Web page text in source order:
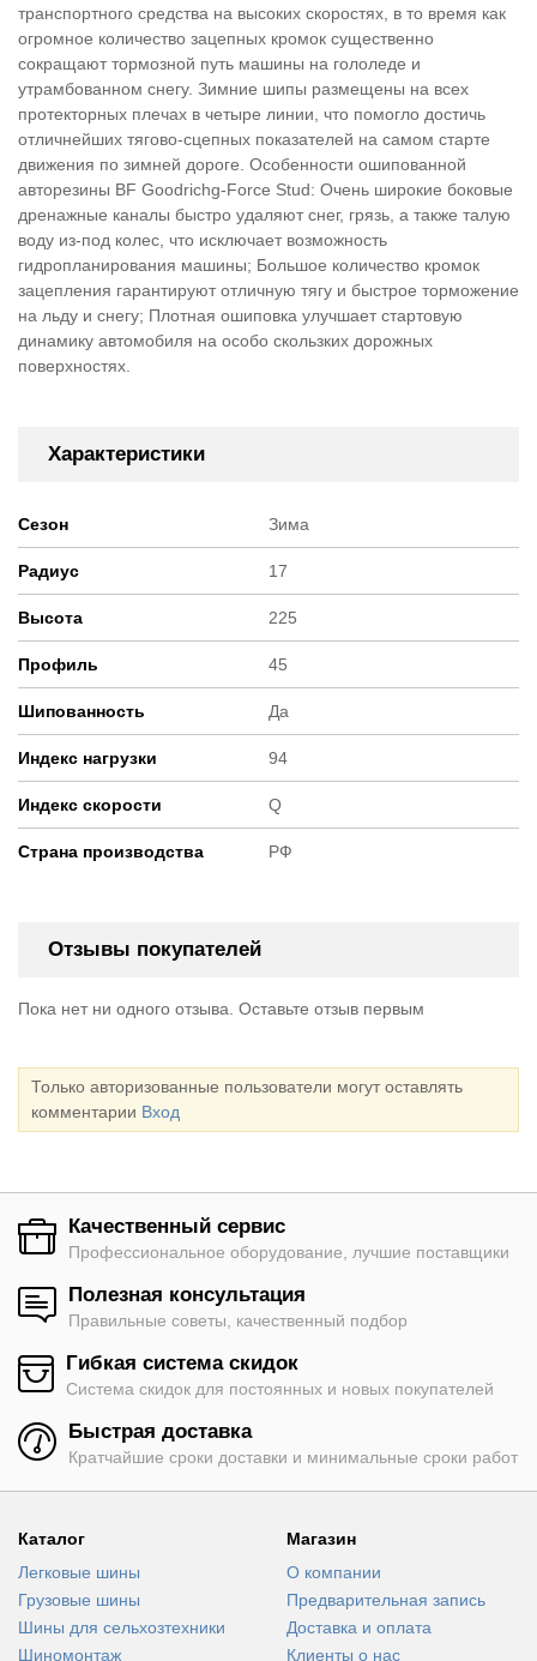
транспортного средства на высоких скоростях, в то время как
огромное количество зацепных кромок существенно
сокращают тормозной путь машины на гололеде и
утрамбованном снегу. Зимние шипы размещены на всех
протекторных плечах в четыре линии, что помогло достичь
отличнейших тягово-сцепных показателей на самом старте
движения по зимней дороге. Особенности ошипованной
авторезины BF Goodrichg-Force Stud: Очень широкие боковые
дренажные каналы быстро удаляют снег, грязь, а также талую
воду из-под колес, что исключает возможность
гидропланирования машины; Большое количество кромок
зацепления гарантируют отличную тягу и быстрое торможение
на льду и снегу; Плотная ошиповка улучшает стартовую
динамику автомобиля на особо скользких дорожных
поверхностях.
Характеристики
Сезон Зима
Радиус 17
Высота 225
Профиль 45
Шипованность Да
Индекс нагрузки 94
Индекс скорости Q
Страна производства РФ
Отзывы покупателей
Пока нет ни одного отзыва. Оставьте отзыв первым
Только авторизованные пользователи могут оставлять
комментарии Вход
Качественный сервис
Профессиональное оборудование, лучшие поставщики
Полезная консультация
Правильные советы, качественный подбор
Гибкая система скидок
Система скидок для постоянных и новых покупателей
Быстрая доставка
Кратчайшие сроки доставки и минимальные сроки работ
Каталог
Легковые шины
Грузовые шины
Шины для сельхозтехники
Шиномонтаж
Магазин
О компании
Предварительная запись
Доставка и оплата
Клиенты о нас